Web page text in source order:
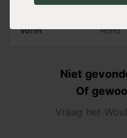
Handgemaakt - De
Europa!
Grillrooster zo buiten in
vuurschaal! Door de
elke ondergrond zetten.
Kleur
Vorm
Rond
Niet
Of
Vraag het